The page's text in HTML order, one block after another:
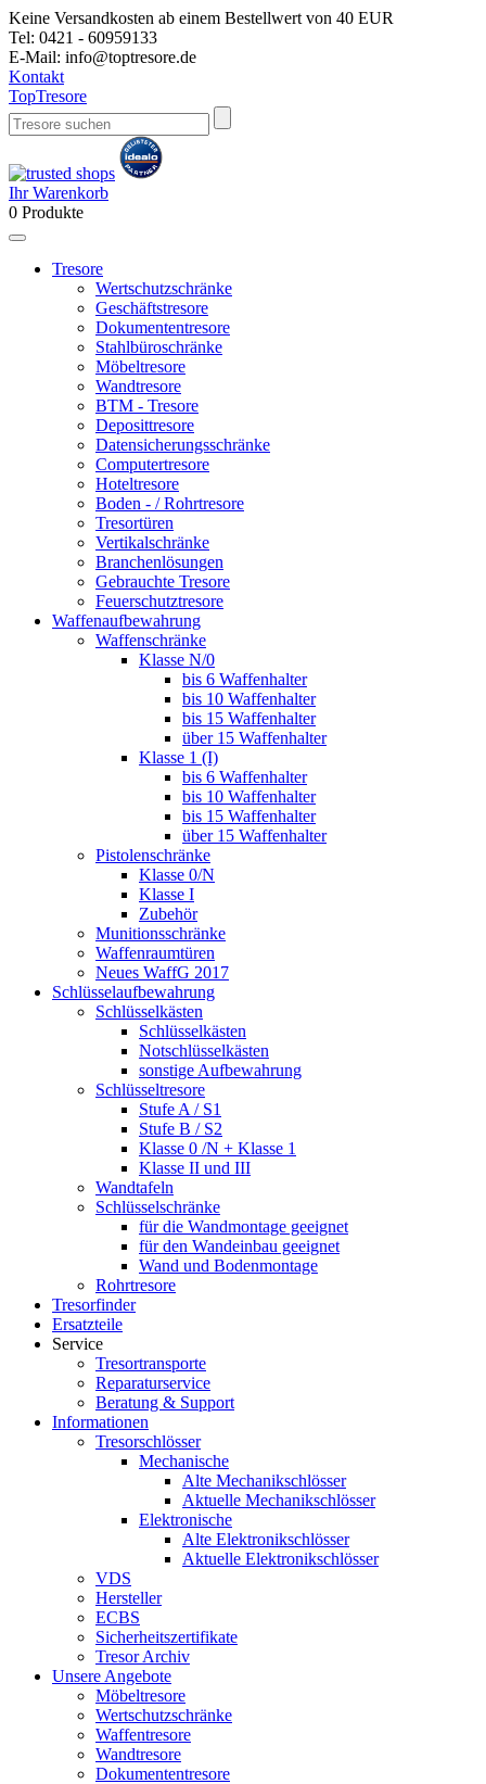
Keine Versandkosten ab einem Bestellwert von 40 EUR
Tel: 0421 - 60959133
E-Mail: info@toptresore.de
Kontakt
TopTresore
Ihr Warenkorb
0 Produkte
Tresore
Wertschutzschränke
Geschäftstresore
Dokumententresore
Stahlbüroschränke
Möbeltresore
Wandtresore
BTM - Tresore
Deposittresore
Datensicherungsschränke
Computertresore
Hoteltresore
Boden - / Rohrtresore
Tresortüren
Vertikalschränke
Branchenlösungen
Gebrauchte Tresore
Feuerschutztresore
Waffenaufbewahrung
Waffenschränke
Klasse N/0
bis 6 Waffenhalter
bis 10 Waffenhalter
bis 15 Waffenhalter
über 15 Waffenhalter
Klasse 1 (I)
bis 6 Waffenhalter
bis 10 Waffenhalter
bis 15 Waffenhalter
über 15 Waffenhalter
Pistolenschränke
Klasse 0/N
Klasse I
Zubehör
Munitionsschränke
Waffenraumtüren
Neues WaffG 2017
Schlüsselaufbewahrung
Schlüsselkästen
Schlüsselkästen
Notschlüsselkästen
sonstige Aufbewahrung
Schlüsseltresore
Stufe A / S1
Stufe B / S2
Klasse 0 /N + Klasse 1
Klasse II und III
Wandtafeln
Schlüsselschränke
für die Wandmontage geeignet
für den Wandeinbau geeignet
Wand und Bodenmontage
Rohrtresore
Tresorfinder
Ersatzteile
Service
Tresortransporte
Reparaturservice
Beratung & Support
Informationen
Tresorschlösser
Mechanische
Alte Mechanikschlösser
Aktuelle Mechanikschlösser
Elektronische
Alte Elektronikschlösser
Aktuelle Elektronikschlösser
VDS
Hersteller
ECBS
Sicherheitszertifikate
Tresor Archiv
Unsere Angebote
Möbeltresore
Wertschutzschränke
Waffentresore
Wandtresore
Dokumententresore